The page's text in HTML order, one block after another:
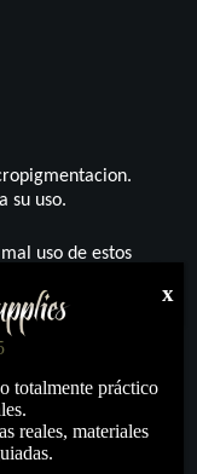
su uso.
uso de estos
más allá
fin al
totalmente práctico
reales, materiales
x